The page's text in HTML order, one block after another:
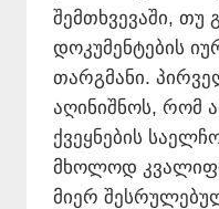
შემთხვევაში, თუ
დოკუმენტების
თარგმანი.
აღინიშნოს, რომ
ქვეყნების
მხოლოდ
მიერ